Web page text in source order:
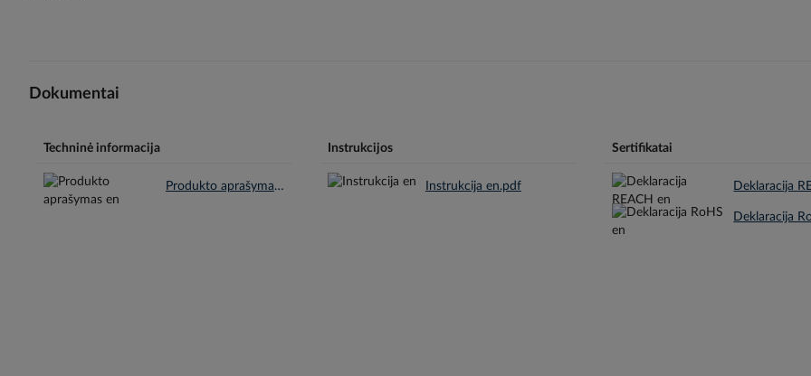
Dokumentai
Techninė informacija
Produkto aprašymas en.pdf
Instrukcijos
Instrukcija en.pdf
Sertifikatai